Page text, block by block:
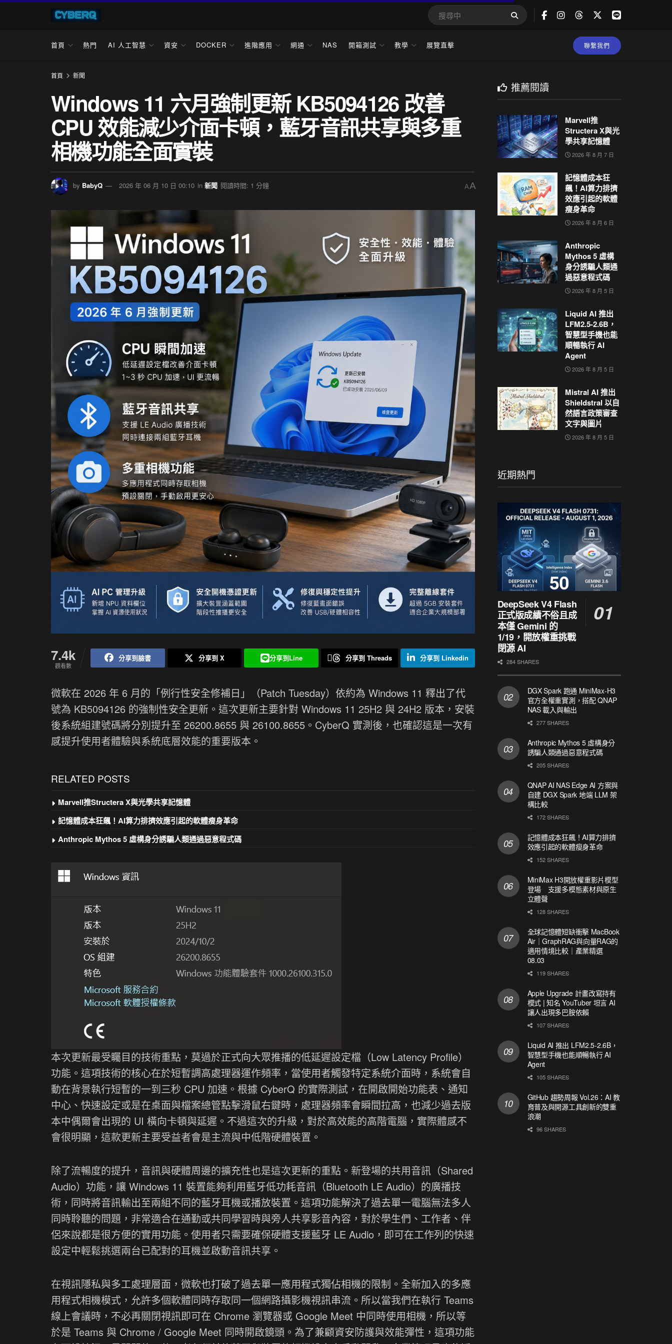
首頁 熱門 AI 人工智慧 資安 DOCKER 進階應用 網通 NAS 開箱測試 教學 展覽直擊 聯繫我們
首頁 新聞
Windows 11 六月強制更新 KB5094126 改善
CPU 效能減少介面卡頓，藍牙音訊共享與多重
相機功能全面實裝
by BabyQ 2026 年 06 月 10 日 00:10 in 新聞 閱讀時間: 1 分鐘 AA
7.4k
觀看數
分享到臉書 分享到 X 分享到Line 分享到 Threads 分享到 Linkedin
微軟在 2026 年 6 月的「例行性安全修補日」（Patch Tuesday）依約為 Windows 11 釋出了代
號為 KB5094126 的強制性安全更新。這次更新主要針對 Windows 11 25H2 與 24H2 版本，安裝
後系統組建號碼將分別提升至 26200.8655 與 26100.8655。CyberQ 實測後，也確認這是一次有
感提升使用者體驗與系統底層效能的重要版本。
RELATED POSTS
Marvell推Structera X與光學共享記憶體
記憶體成本狂飆！AI算力排擠效應引起的軟體瘦身革命
Anthropic Mythos 5 虛構身分誘騙人類通過惡意程式碼
本次更新最受矚目的技術重點，莫過於正式向大眾推播的低延遲設定檔（Low Latency Profile）
功能。這項技術的核心在於短暫調高處理器運作頻率，當使用者觸發特定系統介面時，系統會自
動在背景執行短暫的一到三秒 CPU 加速。根據 CyberQ 的實際測試，在開啟開始功能表、通知
中心、快速設定或是在桌面與檔案總管點擊滑鼠右鍵時，處理器頻率會瞬間拉高，也減少過去版
本中偶爾會出現的 UI 橫向卡頓與延遲。不過這次的升級，對於高效能的高階電腦，實際體感不
會很明顯，這款更新主要受益者會是主流與中低階硬體裝置。
除了流暢度的提升，音訊與硬體周邊的擴充性也是這次更新的重點。新登場的共用音訊（Shared
Audio）功能，讓 Windows 11 裝置能夠利用藍牙低功耗音訊（Bluetooth LE Audio）的廣播技
術，同時將音訊輸出至兩組不同的藍牙耳機或播放裝置。這項功能解決了過去單一電腦無法多人
同時聆聽的問題，非常適合在通勤或共同學習時與旁人共享影音內容，對於學生們、工作者、伴
侶來說都是很方便的實用功能。使用者只需要確保硬體支援藍牙 LE Audio，即可在工作列的快速
設定中輕鬆挑選兩台已配對的耳機並啟動音訊共享。
在視訊隱私與多工處理層面，微軟也打破了過去單一應用程式獨佔相機的限制。全新加入的多應
用程式相機模式，允許多個軟體同時存取同一個網路攝影機視訊串流。所以當我們在執行 Teams
線上會議時，不必再關閉視訊即可在 Chrome 瀏覽器或 Google Meet 中同時使用相機，所以等
於是 Teams 與 Chrome / Google Meet 同時開啟鏡頭。為了兼顧資安防護與效能彈性，這項功能
推薦閱讀
Marvell推
Structera X與光
學共享記憶體
2026 年 8 月 7 日
記憶體成本狂
飆！AI算力排擠
效應引起的軟體
瘦身革命
2026 年 8 月 6 日
Anthropic
Mythos 5 虛構
身分誘騙人類通
過惡意程式碼
2026 年 8 月 5 日
Liquid AI 推出
LFM2.5-2.6B，
智慧型手機也能
順暢執行 AI
Agent
2026 年 8 月 5 日
Mistral AI 推出
Shieldstral 以自
然語言政策審查
文字與圖片
2026 年 8 月 5 日
近期熱門
DeepSeek V4 Flash
正式版成績不俗且成
本僅 Gemini 的
1/19，開放權重挑戰
閉源 AI
284 SHARES
DGX Spark 跑通 MiniMax-H3
官方全權重實測，搭配 QNAP
NAS 載入與輸出
277 SHARES
Anthropic Mythos 5 虛構身分
誘騙人類通過惡意程式碼
205 SHARES
QNAP AI NAS Edge AI 方案與
自建 DGX Spark 地端 LLM 架
構比較
172 SHARES
記憶體成本狂飆！AI算力排擠
效應引起的軟體瘦身革命
152 SHARES
MiniMax H3開放權重影片模型
登場 支援多模態素材與原生
立體聲
128 SHARES
全球記憶體短缺衝擊 MacBook
Air｜GraphRAG與向量RAG的
適用情境比較｜產業精選
08.03
119 SHARES
Apple Upgrade 計畫改寫持有
模式 | 知名 YouTuber 坦言 AI
讓人出現多巴胺依賴
107 SHARES
Liquid AI 推出 LFM2.5-2.6B，
智慧型手機也能順暢執行 AI
Agent
105 SHARES
GitHub 趨勢周報 Vol.26：AI 教
育普及與開源工具創新的雙重
浪潮
96 SHARES